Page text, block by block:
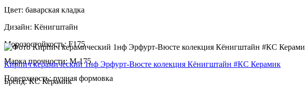
Цвет: баварская кладка
Дизайн: Кёнигштайн
Морозостойкость: F175
Марка прочности: М-175
Поверхность: ручная формовка
Кирпич керамический 1нф Эрфурт-Вюсте колекция Кёнигштайн #КС Керамик
Бренд: КС Керамик